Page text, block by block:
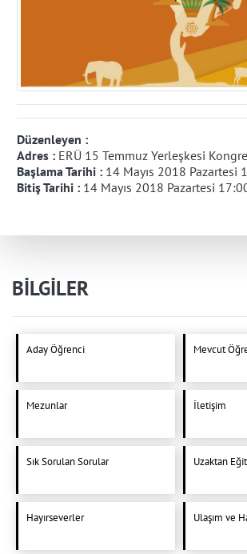
Düzenleyen :
Adres : ERÜ 15 Temmuz Yerleşkesi
Başlama Tarihi : 14 Mayıs 2018 Pazartesi
Bitiş Tarihi : 14 Mayıs 2018 Pazartesi
BİLGİLER
Aday Öğrenci Mevcut
Mezunlar İletişim
Sık Sorulan Sorular Uzaktan
Hayırseverler Ulaşım ve